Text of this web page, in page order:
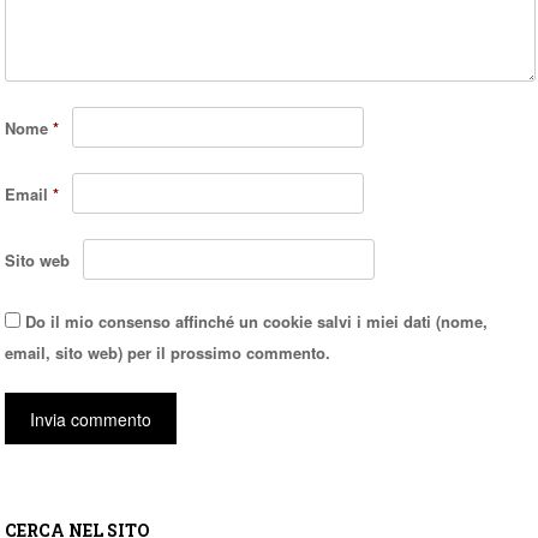
Nome*
Email*
Sito web
Do il mio consenso affinché un cookie salvi i miei dati (nome,
email, sito web) per il prossimo commento.
CERCA NEL SITO